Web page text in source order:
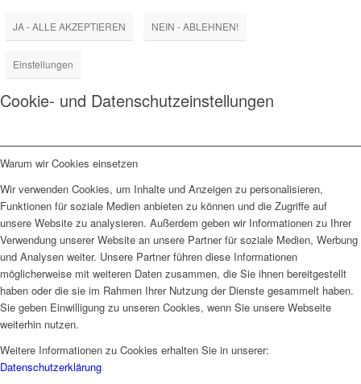
JA - ALLE AKZEPTIEREN NEIN - ABLEHNEN!
Einstellungen
Cookie- und Datenschutzeinstellungen
Warum wir Cookies einsetzen
Wir verwenden Cookies, um Inhalte und Anzeigen zu personalisieren,
Funktionen für soziale Medien anbieten zu können und die Zugriffe auf
unsere Website zu analysieren. Außerdem geben wir Informationen zu Ihrer
Verwendung unserer Website an unsere Partner für soziale Medien, Werbung
und Analysen weiter. Unsere Partner führen diese Informationen
möglicherweise mit weiteren Daten zusammen, die Sie ihnen bereitgestellt
haben oder die sie im Rahmen Ihrer Nutzung der Dienste gesammelt haben.
Sie geben Einwilligung zu unseren Cookies, wenn Sie unsere Webseite
weiterhin nutzen.
Weitere Informationen zu Cookies erhalten Sie in unserer:
Datenschutzerklärung